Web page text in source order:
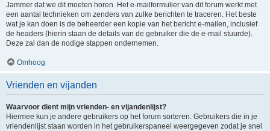
Jammer dat we dit moeten horen. Het e-mailformulier van dit forum werkt met
een aantal technieken om zenders van zulke berichten te traceren. Het beste
wat je kan doen is de beheerder een kopie van het bericht e-mailen, inclusief
de headers (hierin staan de details van de gebruiker die de e-mail stuurde).
Deze zal dan de nodige stappen ondernemen.
Omhoog
Vrienden en vijanden
Waarvoor dient mijn vrienden- en vijandenlijst?
Hiermee kun je andere gebruikers op het forum sorteren. Gebruikers die in je
vriendenlijst staan worden in het gebruikerspaneel weergegeven zodat je snel